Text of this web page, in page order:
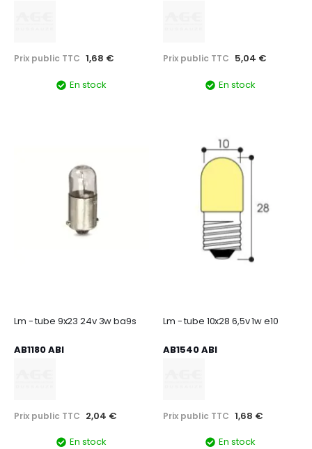
Prix public TTC 1,68 €
En stock
Prix public TTC 5,04 €
En stock
Lm - tube 9x23 24v 3w ba9s
AB1180 ABI
Prix public TTC 2,04 €
En stock
Lm - tube 10x28 6,5v 1w e10
AB1540 ABI
Prix public TTC 1,68 €
En stock